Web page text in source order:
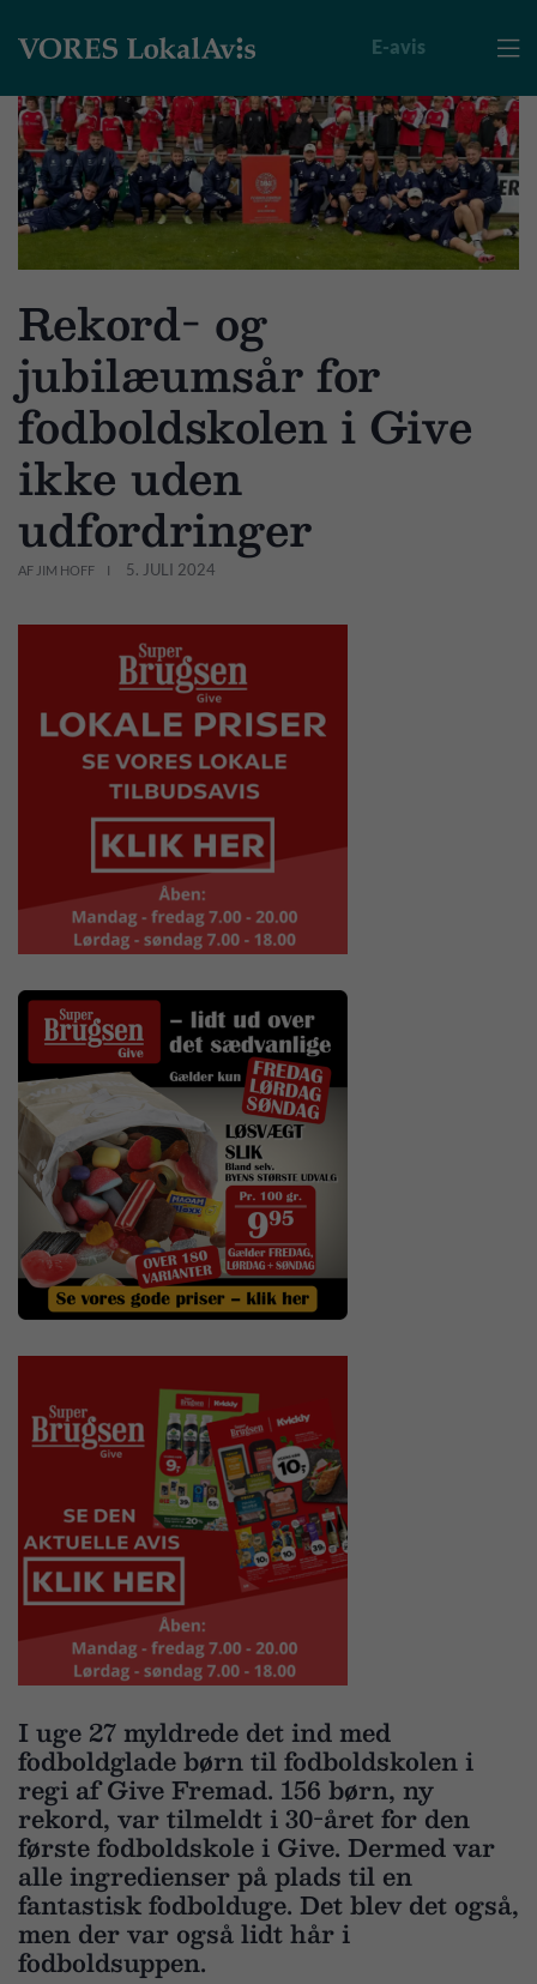

E-avis
Rekord- og
jubilæumsår for
fodboldskolen i Give
ikke uden
udfordringer
AF JIM HOFF 5. JULI 2024
I uge 27 myldrede det ind med
fodboldglade børn til fodboldskolen i
regi af Give Fremad. 156 børn, ny
rekord, var tilmeldt i 30-året for den
første fodboldskole i Give. Dermed var
alle ingredienser på plads til en
fantastisk fodbolduge. Det blev det også,
men der var også lidt hår i
fodboldsuppen.